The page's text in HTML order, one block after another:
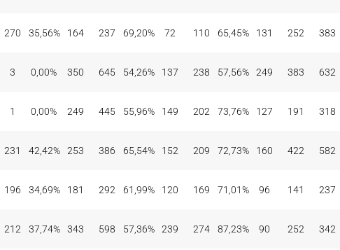
270 35,56% 164 237 69,20% 72 110 65,45% 131 252 383
3 0,00% 350 645 54,26% 137 238 57,56% 249 383 632
1 0,00% 249 445 55,96% 149 202 73,76% 127 191 318
231 42,42% 253 386 65,54% 152 209 72,73% 160 422 582
196 34,69% 181 292 61,99% 120 169 71,01% 96 141 237
212 37,74% 343 598 57,36% 239 274 87,23% 90 252 342